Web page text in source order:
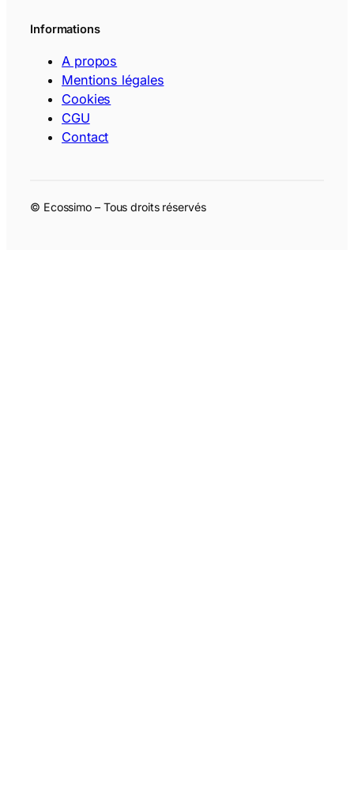
Informations
A propos
Mentions légales
Cookies
CGU
Contact
© Ecossimo – Tous droits réservés